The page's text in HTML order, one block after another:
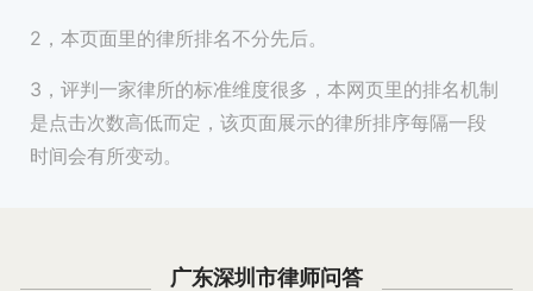
2，本页面里的律所排名不分先后。
3，评判一家律所的标准维度很多，本网页里的排名机制
是点击次数高低而定，该页面展示的律所排序每隔一段
时间会有所变动。
广东深圳市律师问答